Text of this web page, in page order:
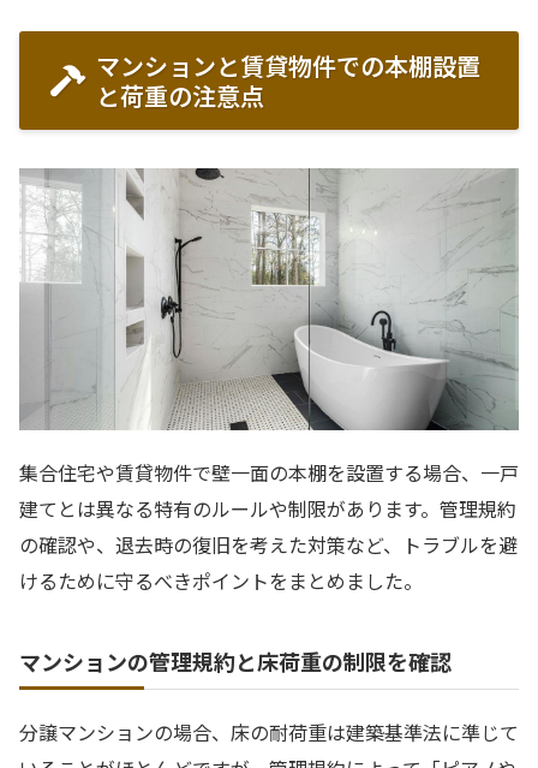
マンションと賃貸物件での本棚設置
と荷重の注意点
集合住宅や賃貸物件で壁一面の本棚を設置する場合、一戸
建てとは異なる特有のルールや制限があります。管理規約
の確認や、退去時の復旧を考えた対策など、トラブルを避
けるために守るべきポイントをまとめました。
マンションの管理規約と床荷重の制限を確認
分譲マンションの場合、床の耐荷重は建築基準法に準じて